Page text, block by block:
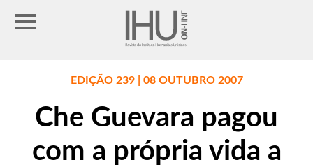
EDIÇÃO 239 | 08 OUTUBRO 2007
Che Guevara pagou
com a própria vida a